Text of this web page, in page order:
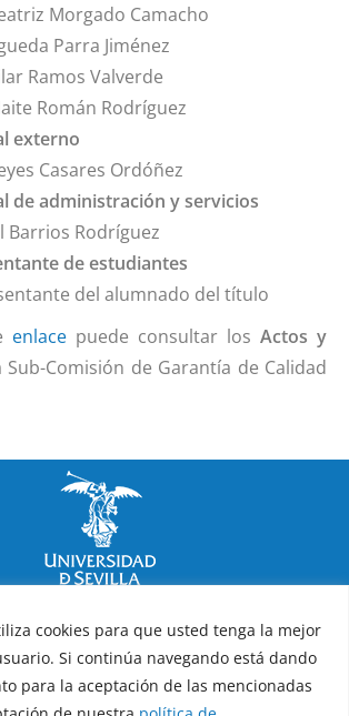
cookies para que usted tenga la mejor
Si continúa navegando está dando
para la aceptación de las mencionadas
Morgado Camacho
Parra Jiménez
Ramos Valverde
Román Rodríguez
externo
Casares Ordóñez
de administración y servicios
Barrios Rodríguez
de estudiantes
del alumnado del título
enlace puede consultar los Actos y
Sub-Comisión de Garantía de Calidad
privacidad Política de cookies Aviso legal